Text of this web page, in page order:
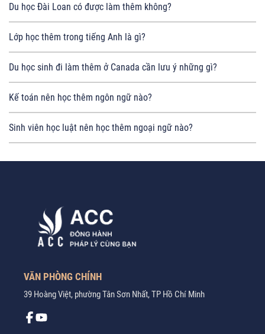
Du học Đài Loan có được làm thêm không?
Lớp học thêm trong tiếng Anh là gì?
Du học sinh đi làm thêm ở Canada cần lưu ý những gì?
Kế toán nên học thêm ngôn ngữ nào?
Sinh viên học luật nên học thêm ngoại ngữ nào?
VĂN PHÒNG CHÍNH
39 Hoàng Việt, phường Tân Sơn Nhất, TP Hồ Chí Minh